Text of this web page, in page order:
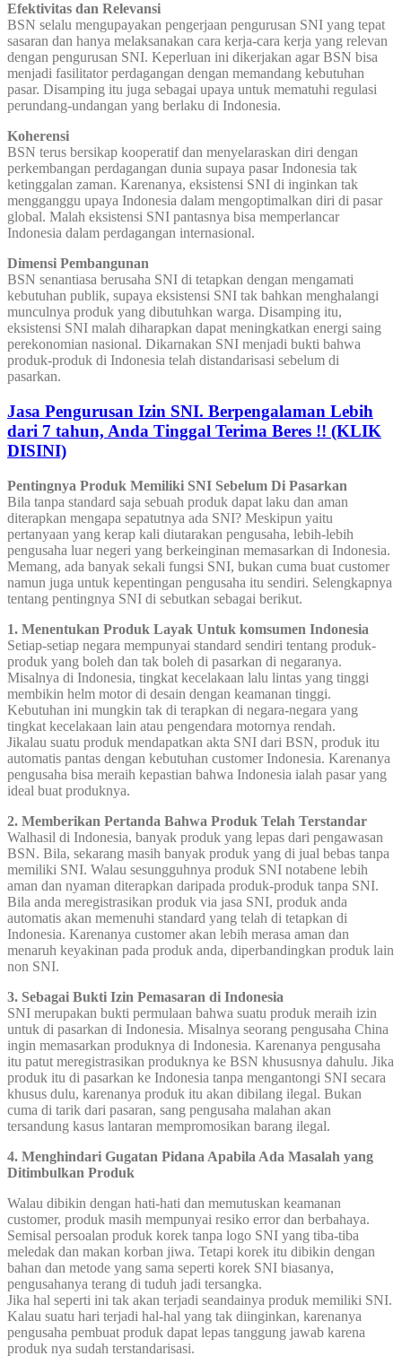
Efektivitas dan Relevansi
BSN selalu mengupayakan pengerjaan pengurusan SNI yang tepat
sasaran dan hanya melaksanakan cara kerja-cara kerja yang relevan
dengan pengurusan SNI. Keperluan ini dikerjakan agar BSN bisa
menjadi fasilitator perdagangan dengan memandang kebutuhan
pasar. Disamping itu juga sebagai upaya untuk mematuhi regulasi
perundang-undangan yang berlaku di Indonesia.
Koherensi
BSN terus bersikap kooperatif dan menyelaraskan diri dengan
perkembangan perdagangan dunia supaya pasar Indonesia tak
ketinggalan zaman. Karenanya, eksistensi SNI di inginkan tak
mengganggu upaya Indonesia dalam mengoptimalkan diri di pasar
global. Malah eksistensi SNI pantasnya bisa memperlancar
Indonesia dalam perdagangan internasional.
Dimensi Pembangunan
BSN senantiasa berusaha SNI di tetapkan dengan mengamati
kebutuhan publik, supaya eksistensi SNI tak bahkan menghalangi
munculnya produk yang dibutuhkan warga. Disamping itu,
eksistensi SNI malah diharapkan dapat meningkatkan energi saing
perekonomian nasional. Dikarnakan SNI menjadi bukti bahwa
produk-produk di Indonesia telah distandarisasi sebelum di
pasarkan.
Jasa Pengurusan Izin SNI. Berpengalaman Lebih
dari 7 tahun, Anda Tinggal Terima Beres !! (KLIK
DISINI)
Pentingnya Produk Memiliki SNI Sebelum Di Pasarkan
Bila tanpa standard saja sebuah produk dapat laku dan aman
diterapkan mengapa sepatutnya ada SNI? Meskipun yaitu
pertanyaan yang kerap kali diutarakan pengusaha, lebih-lebih
pengusaha luar negeri yang berkeinginan memasarkan di Indonesia.
Memang, ada banyak sekali fungsi SNI, bukan cuma buat customer
namun juga untuk kepentingan pengusaha itu sendiri. Selengkapnya
tentang pentingnya SNI di sebutkan sebagai berikut.
1. Menentukan Produk Layak Untuk komsumen Indonesia
Setiap-setiap negara mempunyai standard sendiri tentang produk-
produk yang boleh dan tak boleh di pasarkan di negaranya.
Misalnya di Indonesia, tingkat kecelakaan lalu lintas yang tinggi
membikin helm motor di desain dengan keamanan tinggi.
Kebutuhan ini mungkin tak di terapkan di negara-negara yang
tingkat kecelakaan lain atau pengendara motornya rendah.
Jikalau suatu produk mendapatkan akta SNI dari BSN, produk itu
automatis pantas dengan kebutuhan customer Indonesia. Karenanya
pengusaha bisa meraih kepastian bahwa Indonesia ialah pasar yang
ideal buat produknya.
2. Memberikan Pertanda Bahwa Produk Telah Terstandar
Walhasil di Indonesia, banyak produk yang lepas dari pengawasan
BSN. Bila, sekarang masih banyak produk yang di jual bebas tanpa
memiliki SNI. Walau sesungguhnya produk SNI notabene lebih
aman dan nyaman diterapkan daripada produk-produk tanpa SNI.
Bila anda meregistrasikan produk via jasa SNI, produk anda
automatis akan memenuhi standard yang telah di tetapkan di
Indonesia. Karenanya customer akan lebih merasa aman dan
menaruh keyakinan pada produk anda, diperbandingkan produk lain
non SNI.
3. Sebagai Bukti Izin Pemasaran di Indonesia
SNI merupakan bukti permulaan bahwa suatu produk meraih izin
untuk di pasarkan di Indonesia. Misalnya seorang pengusaha China
ingin memasarkan produknya di Indonesia. Karenanya pengusaha
itu patut meregistrasikan produknya ke BSN khususnya dahulu. Jika
produk itu di pasarkan ke Indonesia tanpa mengantongi SNI secara
khusus dulu, karenanya produk itu akan dibilang ilegal. Bukan
cuma di tarik dari pasaran, sang pengusaha malahan akan
tersandung kasus lantaran mempromosikan barang ilegal.
4. Menghindari Gugatan Pidana Apabila Ada Masalah yang
Ditimbulkan Produk
Walau dibikin dengan hati-hati dan memutuskan keamanan
customer, produk masih mempunyai resiko error dan berbahaya.
Semisal persoalan produk korek tanpa logo SNI yang tiba-tiba
meledak dan makan korban jiwa. Tetapi korek itu dibikin dengan
bahan dan metode yang sama seperti korek SNI biasanya,
pengusahanya terang di tuduh jadi tersangka.
Jika hal seperti ini tak akan terjadi seandainya produk memiliki SNI.
Kalau suatu hari terjadi hal-hal yang tak diinginkan, karenanya
pengusaha pembuat produk dapat lepas tanggung jawab karena
produk nya sudah terstandarisasi.